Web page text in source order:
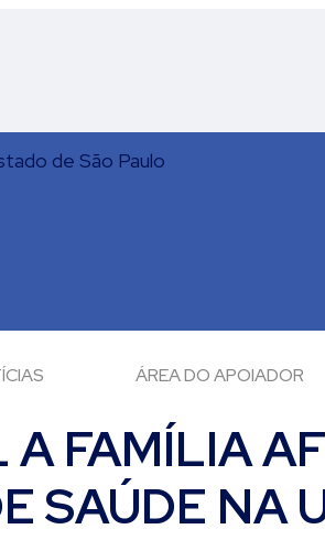
ÁREA DO APOIADOR
FAMÍLIA
SAÚDE NA